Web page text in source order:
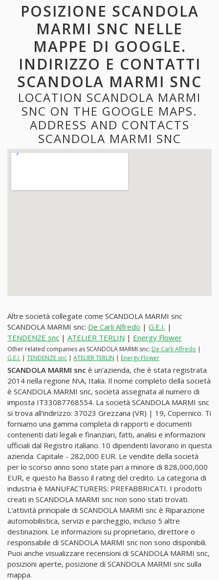
POSIZIONE SCANDOLA
MARMI SNC NELLE
MAPPE DI GOOGLE.
INDIRIZZO E CONTATTI
SCANDOLA MARMI SNC
LOCATION SCANDOLA MARMI
SNC ON THE GOOGLE MAPS.
ADDRESS AND CONTACTS
SCANDOLA MARMI SNC
Altre società collegate come SCANDOLA MARMI snc
SCANDOLA MARMI snc: De Carli Alfredo | G.E.I. |
TENDENZE snc | ATELIER TERLIN | Energy Flower
Other related companies as SCANDOLA MARMI snc: De Carli Alfredo |
G.E.I. | TENDENZE snc | ATELIER TERLIN | Energy Flower
SCANDOLA MARMI snc è un'azienda, che è stata registrata
2014 nella regione N\A, Italia. Il nome completo della società
è SCANDOLA MARMI snc, società assegnata al numero di
imposta IT33087768554. La società SCANDOLA MARMI snc
si trova all'indirizzo: 37023 Grezzana (VR) | 19, Copernico. Ti
forniamo una gamma completa di rapporti e documenti
contenenti dati legali e finanziari, fatti, analisi e informazioni
ufficiali dal Registro italiano. 10 dipendenti lavorano in questa
azienda. Capitale - 282,000 EUR. Le vendite della società
per lo scorso anno sono state pari a minore di 828,000,000
EUR, e questo ha Basso il rating del credito. La categoria di
industria è MANUFACTURERS: PREFABBRICATI. I prodotti
creati in SCANDOLA MARMI snc non sono stati trovati.
L'attività principale di SCANDOLA MARMI snc è Riparazione
automobilistica, servizi e parcheggio, incluso 5 altre
destinazioni. Le informazioni su proprietario, direttore o
responsabile di SCANDOLA MARMI snc non sono disponibili.
Puoi anche visualizzare recensioni di SCANDOLA MARMI snc,
posizioni aperte, posizione di SCANDOLA MARMI snc sulla
mappa.